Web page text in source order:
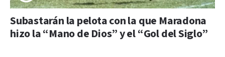
Subastarán la pelota con la que Maradona
hizo la “Mano de Dios” y el “Gol del Siglo”